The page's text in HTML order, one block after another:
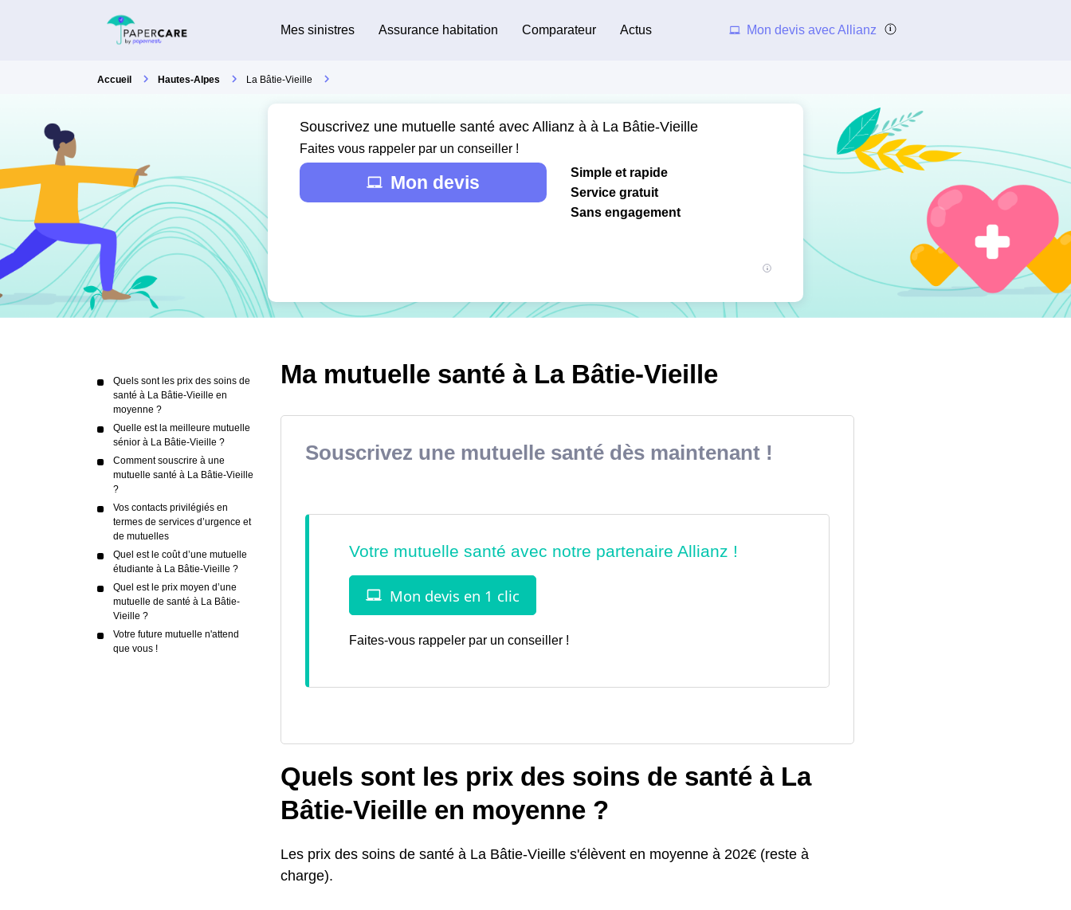
Mes sinistres Assurance habitation Comparateur Actus Mon devis avec Allianz
Accueil Hautes-Alpes La Bâtie-Vieille
Souscrivez une mutuelle santé avec Allianz à à La Bâtie-Vieille
Faites vous rappeler par un conseiller !
Mon devis
Simple et rapide
Service gratuit
Sans engagement
Quels sont les prix des soins de
santé à La Bâtie-Vieille en
moyenne ?
Quelle est la meilleure mutuelle
sénior à La Bâtie-Vieille ?
Comment souscrire à une
mutuelle santé à La Bâtie-Vieille
?
Vos contacts privilégiés en
termes de services d’urgence et
de mutuelles
Quel est le coût d’une mutuelle
étudiante à La Bâtie-Vieille ?
Quel est le prix moyen d’une
mutuelle de santé à La Bâtie-
Vieille ?
Votre future mutuelle n'attend
que vous !
Ma mutuelle santé à La Bâtie-Vieille
Souscrivez une mutuelle santé dès maintenant !
Faites-vous rappeler par un conseiller !
Quels sont les prix des soins de santé à La
Bâtie-Vieille en moyenne ?
Les prix des soins de santé à La Bâtie-Vieille s'élèvent en moyenne à 202€ (reste à
charge).